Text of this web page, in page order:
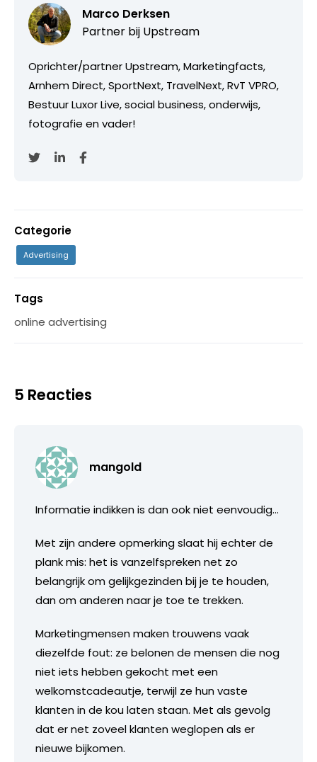
Marco Derksen
Partner bij Upstream
Oprichter/partner Upstream, Marketingfacts,
Arnhem Direct, SportNext, TravelNext, RvT VPRO,
Bestuur Luxor Live, social business, onderwijs,
fotografie en vader!
Categorie
Advertising
Tags
online advertising
5 Reacties
mangold
Informatie indikken is dan ook niet eenvoudig…
Met zijn andere opmerking slaat hij echter de
plank mis: het is vanzelfspreken net zo
belangrijk om gelijkgezinden bij je te houden,
dan om anderen naar je toe te trekken.
Marketingmensen maken trouwens vaak
diezelfde fout: ze belonen de mensen die nog
niet iets hebben gekocht met een
welkomstcadeautje, terwijl ze hun vaste
klanten in de kou laten staan. Met als gevolg
dat er net zoveel klanten weglopen als er
nieuwe bijkomen.